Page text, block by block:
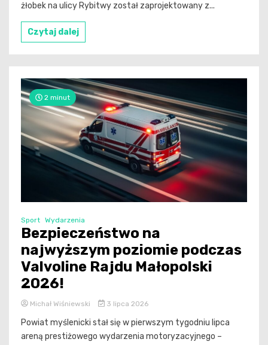
żłobek na ulicy Rybitwy został zaprojektowany z...
Czytaj dalej
2 minut
Sport Wydarzenia
Bezpieczeństwo na
najwyższym poziomie podczas
Valvoline Rajdu Małopolski
2026!
Michał Wiśniewski 3 lipca 2026
Powiat myślenicki stał się w pierwszym tygodniu lipca
areną prestiżowego wydarzenia motoryzacyjnego –